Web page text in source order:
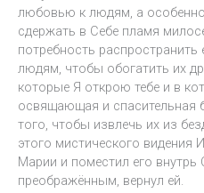
любовью к людям, а особенно
сдержать в Себе пламя
потребность распространить
людям, чтобы обогатить их
которые Я открою тебе и в
освящающая и спасительная
того, чтобы извлечь их из
этого мистического видения
Марии и поместил его внутрь
преображённым, вернул ей.